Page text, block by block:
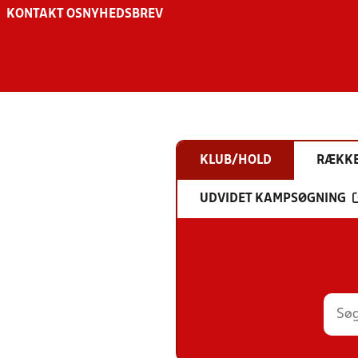
KONTAKT OS NYHEDSBREV
KLUB/HOLD
UDVIDET KAMPSØGNING